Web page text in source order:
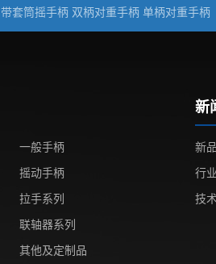
带套筒摇手柄 双柄对重手柄 单柄对重手柄
一般手柄
摇动手柄
拉手系列
联轴器系列
其他及定制品
新
新
行
技